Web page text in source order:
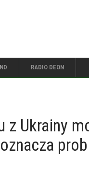
RADIO DEON
z Ukrainy